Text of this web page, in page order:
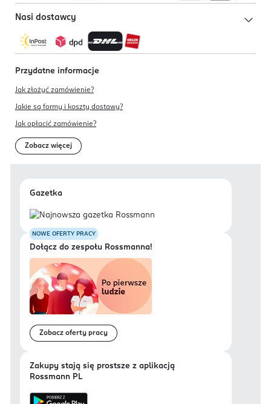
Nasi dostawcy
Przydatne informacje
Jak złożyć zamówienie?
Jakie są formy i koszty dostawy?
Jak opłacić zamówienie?
Zobacz więcej
Gazetka
NOWE OFERTY PRACY
Dołącz do zespołu Rossmanna!
Zobacz oferty pracy
Zakupy stają się prostsze z aplikacją
Rossmann PL